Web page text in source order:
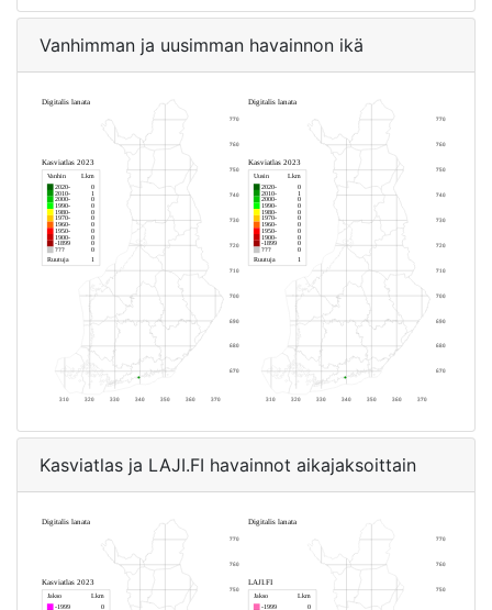
Vanhimman ja uusimman havainnon ikä
Kasviatlas ja LAJI.FI havainnot aikajaksoittain